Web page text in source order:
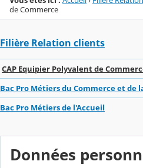
de Commerce
Filière Relation clients
CAP Equipier Polyvalent de
Bac Pro Métiers du Commerce et de
Bac Pro Métiers de l'Accueil
Données